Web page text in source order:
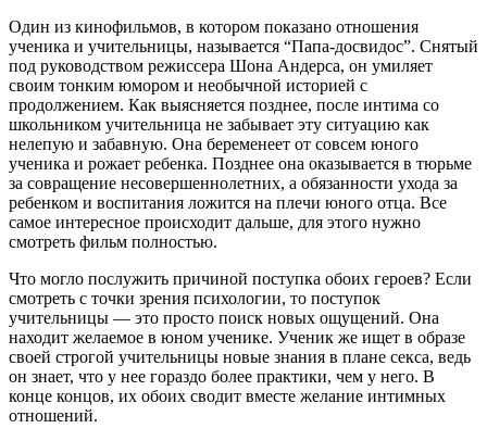
Один из кинофильмов, в котором показано отношения
ученика и учительницы, называется “Папа-досвидос”. Снятый
под руководством режиссера Шона Андерса, он умиляет
своим тонким юмором и необычной историей с
продолжением. Как выясняется позднее, после интима со
школьником учительница не забывает эту ситуацию как
нелепую и забавную. Она беременеет от совсем юного
ученика и рожает ребенка. Позднее она оказывается в тюрьме
за совращение несовершеннолетних, а обязанности ухода за
ребенком и воспитания ложится на плечи юного отца. Все
самое интересное происходит дальше, для этого нужно
смотреть фильм полностью.
Что могло послужить причиной поступка обоих героев? Если
смотреть с точки зрения психологии, то поступок
учительницы — это просто поиск новых ощущений. Она
находит желаемое в юном ученике. Ученик же ищет в образе
своей строгой учительницы новые знания в плане секса, ведь
он знает, что у нее гораздо более практики, чем у него. В
конце концов, их обоих сводит вместе желание интимных
отношений.